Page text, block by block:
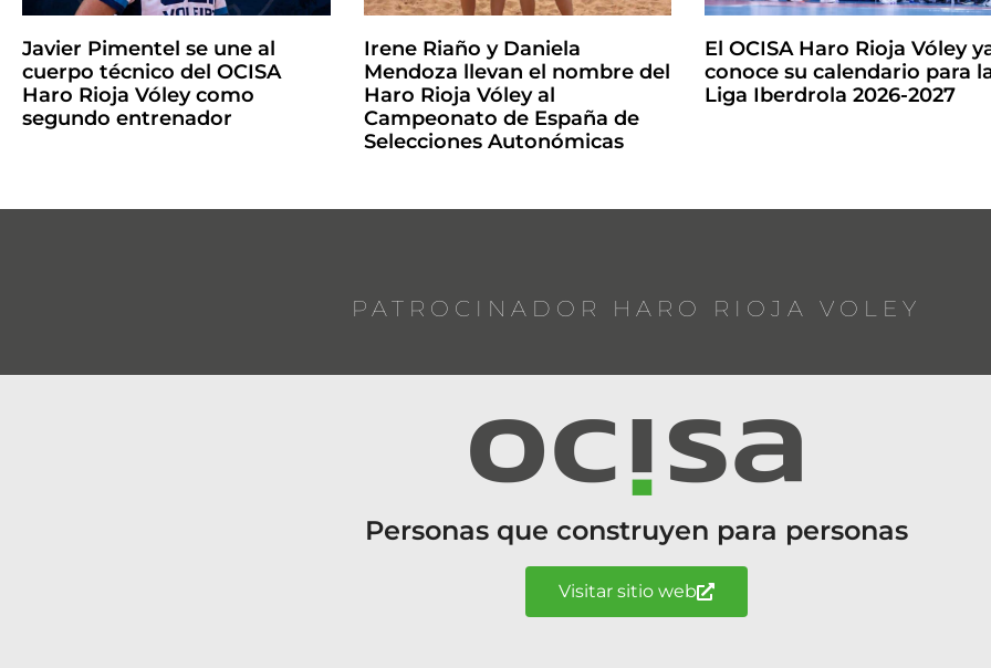
Javier Pimentel se une al
cuerpo técnico del OCISA
Haro Rioja Vóley como
segundo entrenador
Irene Riaño y Daniela
Mendoza llevan el nombre del
Haro Rioja Vóley al
Campeonato de España de
Selecciones Autonómicas
El OCISA Haro Rioja Vóley
conoce su calendario para
Liga Iberdrola 2026-2027
PATROCINADOR HARO RIOJA VOLEY
Personas que construyen para personas
Visitar sitio web